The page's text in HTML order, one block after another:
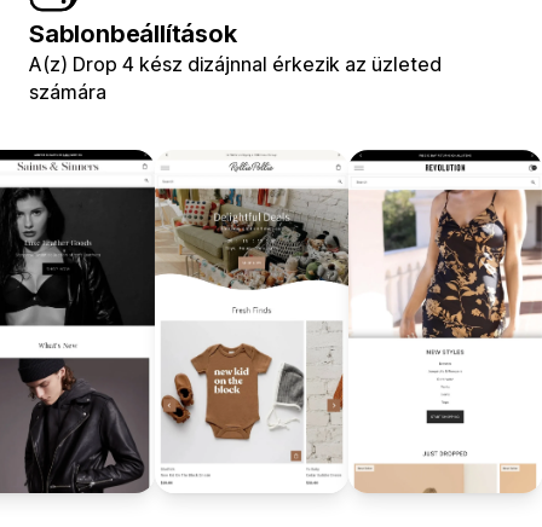
Sablonbeállítások
A(z) Drop 4 kész dizájnnal érkezik az üzleted
számára